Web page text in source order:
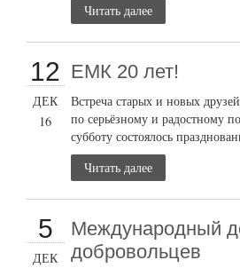
Читать далее
12
ДЕК
16
ЕМК 20 лет!
Встреча старых и новых
по серьёзному и радостному
субботу состоялось
Читать далее
5
ДЕК
Международный
добровольцев